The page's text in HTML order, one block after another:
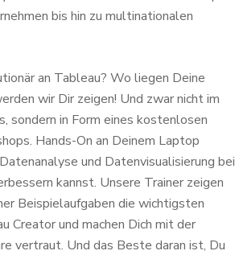
bis hin zu multinationalen
an Tableau? Wo liegen Deine
wir Dir zeigen! Und zwar nicht im
sondern in Form eines kostenlosen
Hands-On an Deinem Laptop
und Datenvisualisierung bei
kannst. Unsere Trainer zeigen
Beispielaufgaben die wichtigsten
Creator und machen Dich mit der
vertraut. Und das Beste daran ist, Du